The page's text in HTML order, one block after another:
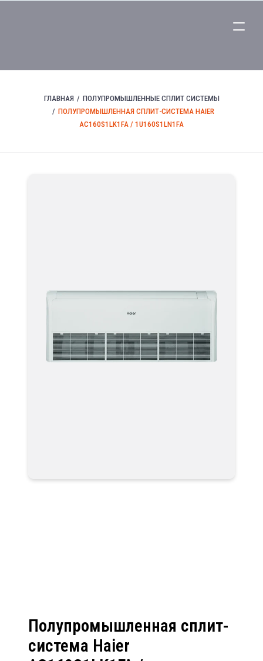
ГЛАВНАЯ
ПОЛУПРОМЫШЛЕННЫЕ СПЛИТ СИСТЕМЫ
ПОЛУПРОМЫШЛЕННАЯ СПЛИТ-СИСТЕМА HAIER
AC160S1LK1FA / 1U160S1LN1FA
Полупромышленная сплит-
система Haier